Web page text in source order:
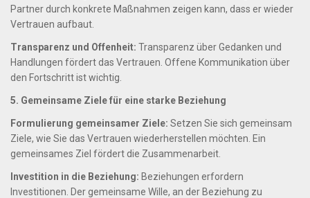
Partner durch konkrete Maßnahmen zeigen kann, dass er wieder
Vertrauen aufbaut.
Transparenz und Offenheit: Transparenz über Gedanken und
Handlungen fördert das Vertrauen. Offene Kommunikation über
den Fortschritt ist wichtig.
5. Gemeinsame Ziele für eine starke Beziehung
Formulierung gemeinsamer Ziele: Setzen Sie sich gemeinsam
Ziele, wie Sie das Vertrauen wiederherstellen möchten. Ein
gemeinsames Ziel fördert die Zusammenarbeit.
Investition in die Beziehung: Beziehungen erfordern
Investitionen. Der gemeinsame Wille, an der Beziehung zu